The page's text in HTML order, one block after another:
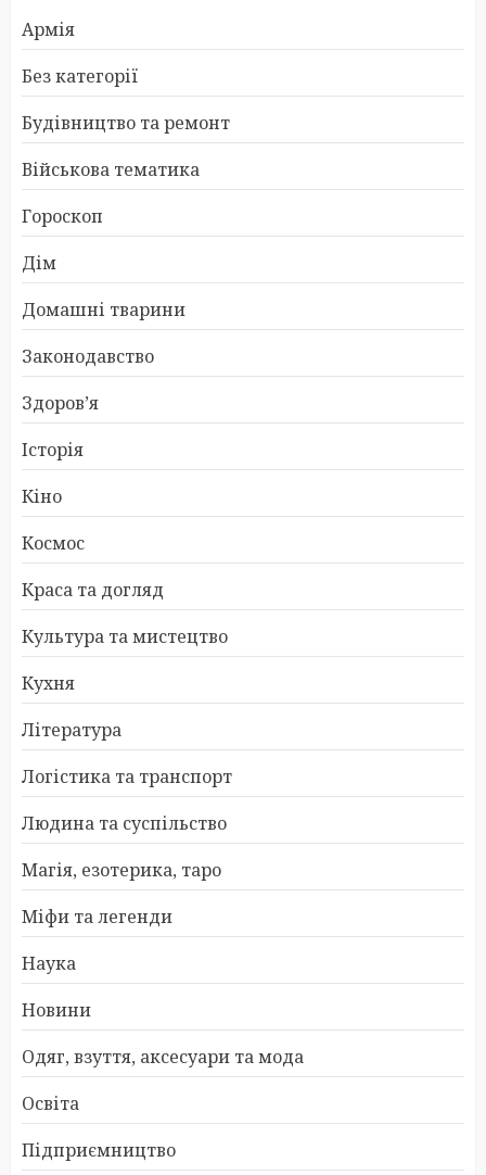
Армія
Без категорії
Будівництво та ремонт
Військова тематика
Гороскоп
Дім
Домашні тварини
Законодавство
Здоров’я
Історія
Кіно
Космос
Краса та догляд
Культура та мистецтво
Кухня
Література
Логістика та транспорт
Людина та суспільство
Магія, езотерика, таро
Міфи та легенди
Наука
Новини
Одяг, взуття, аксесуари та мода
Освіта
Підприємництво